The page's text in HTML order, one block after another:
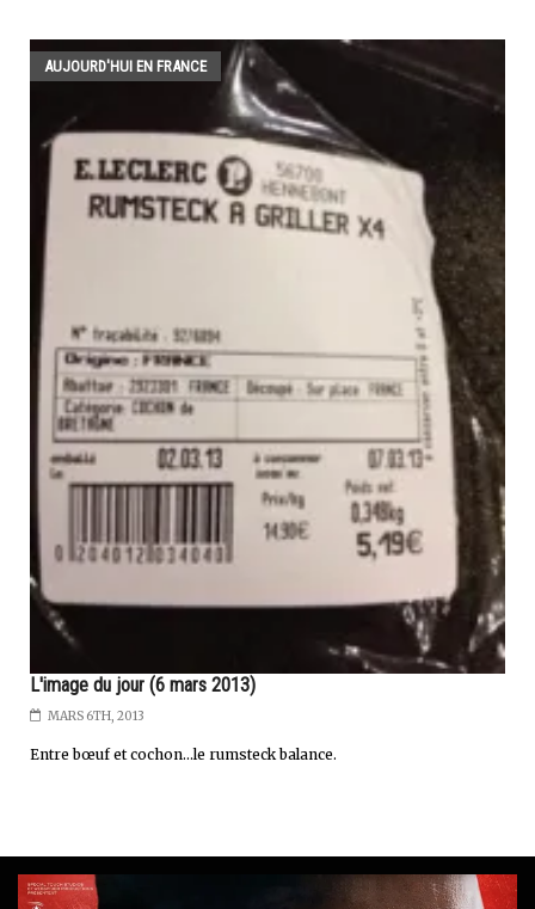
AUJOURD'HUI EN FRANCE
L'image du jour (6 mars 2013)
MARS 6TH, 2013
Entre bœuf et cochon...le rumsteck balance.